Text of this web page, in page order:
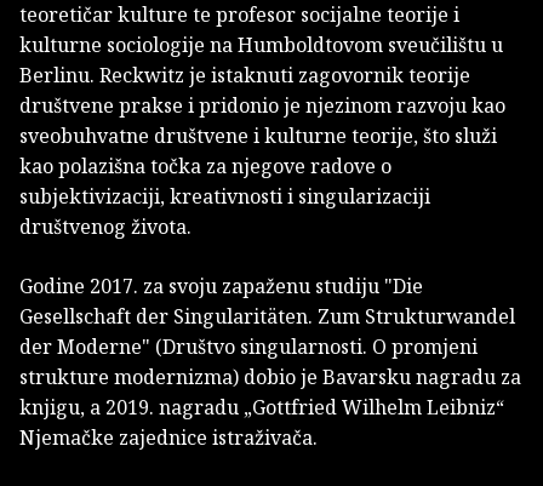
teoretičar kulture te profesor socijalne teorije i
kulturne sociologije na Humboldtovom sveučilištu u
Berlinu. Reckwitz je istaknuti zagovornik teorije
društvene prakse i pridonio je njezinom razvoju kao
sveobuhvatne društvene i kulturne teorije, što služi
kao polazišna točka za njegove radove o
subjektivizaciji, kreativnosti i singularizaciji
društvenog života.
Godine 2017. za svoju zapaženu studiju "Die
Gesellschaft der Singularitäten. Zum Strukturwandel
der Moderne" (Društvo singularnosti. O promjeni
strukture modernizma) dobio je Bavarsku nagradu za
knjigu, a 2019. nagradu „Gottfried Wilhelm Leibniz“
Njemačke zajednice istraživača.